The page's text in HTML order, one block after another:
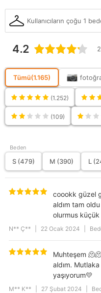
Kol Boyu
Uzun Kol
Ürün Tipi
Düz
Parça Sayısı
1
Persona
None
Siluet
Basic
Ortam
Günlük
Sürdürülebilirlik
Detayı
Hayır
Astar Durumu
Astarsız
Kumaş Teknolojisi
Hızlı
Cep Sayısı
Günlük
Uzun Kol
Model
Düz
Boy / Ölçü
Standart
Çıt Çıt
Kumaş Tipi
Dokuma
Kullanıcıların çoğu 1
4.2
Tümü(1.165)
(1.252)
(109)
Beden
S (479) M (390) L
coookk güzel
aldım tam
olurmus küçük
N** Ç** 22 Ocak 2024
Muhteşem
aldım.
yaşıyorum💛
M** K** 27 Şubat 2024